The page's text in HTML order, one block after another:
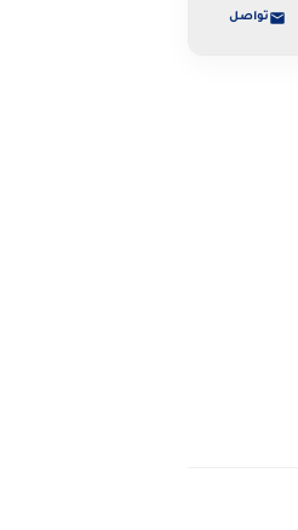
تواصل